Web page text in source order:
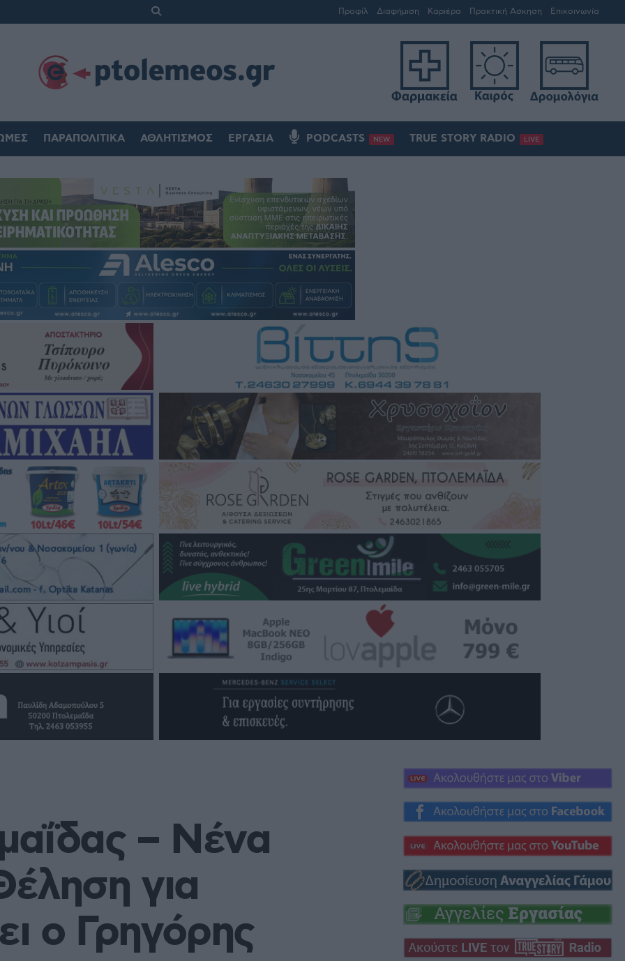
Προφίλ Διαφήμιση Καριέρα Πρακτική Άσκηση Επικοινωνία
ΠΑΡΑΠΟΛΙΤΙΚΆ ΑΘΛΗΤΙΣΜΌΣ ΕΡΓΑΣΊΑ PODCASTS NEW TRUE STORY RADIO LIVE
– Νένα
για
ο Γρηγόρης